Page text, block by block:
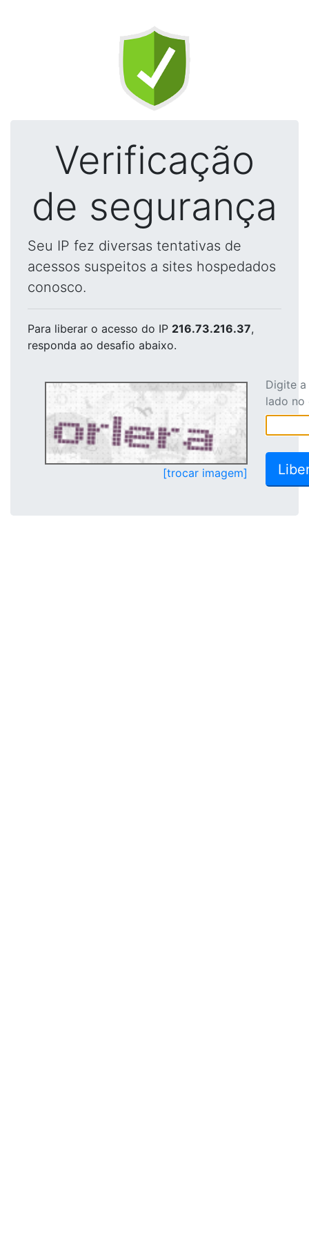
Verificação
de segurança
Seu IP fez diversas tentativas de
acessos suspeitos a sites hospedados
conosco.
Para liberar o acesso do IP 216.73.216.37,
responda ao desafio abaixo.
[trocar imagem]
Digite
lado no